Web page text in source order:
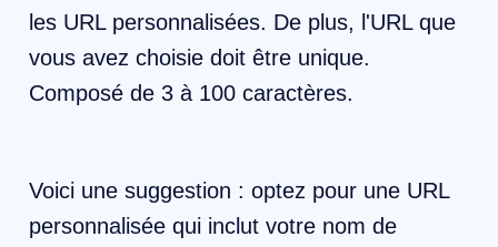
les URL personnalisées. De plus, l'URL que
vous avez choisie doit être unique.
Composé de 3 à 100 caractères.
Voici une suggestion : optez pour une URL
personnalisée qui inclut votre nom de